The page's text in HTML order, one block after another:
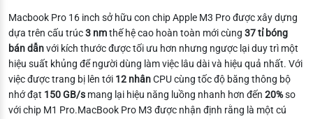
Macbook Pro 16 inch sở hữu con chipApple M3 Pro được xây dựng
dựa trên cấu trúc3 nmthế hệ cao hoàn toàn mới cùng 37 tỉ bóng
bán dẫnvới kích thước được tối ưu hơn nhưng ngược lại duy trì một
hiệu suất khủng để người dùng làm việc lâu dài và hiệu quả nhất. Với
việc được trang bị lên tới 12 nhânCPU cùng tốc độ băng thông bộ
nhớ đạt 150 GB/s mang lại hiệu năng luồng nhanh hơn đến 20%so
với chip M1 Pro.MacBook Pro M3 được nhận định rằng là một cú